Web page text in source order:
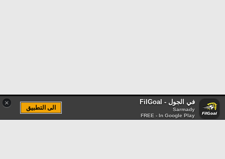
× في الجول - FilGoal
Sarmady
FREE - In Google Play
الى التطبيق